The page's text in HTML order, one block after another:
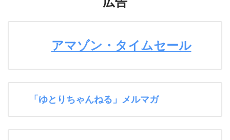
アマゾン・タイムセール
「ゆとりちゃんねる」メルマガ